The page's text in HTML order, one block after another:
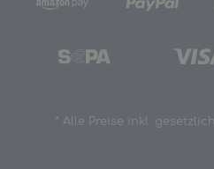
* Alle Preise inkl.